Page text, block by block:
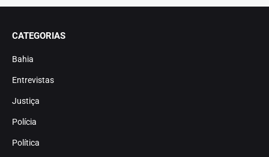
CATEGORIAS
Bahia
Entrevistas
Justiça
Polícia
Política